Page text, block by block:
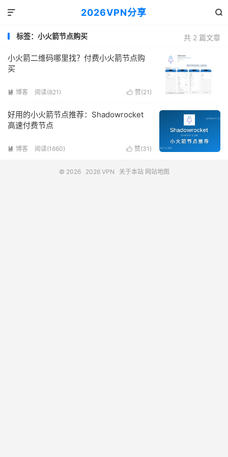
2026VPN分享 

共 2 篇文章
标签：小火箭节点购买
小火箭二维码哪里找？付费小火箭节点购
买
 赞(21 )
 博客 阅读(821)
好用的小火箭节点推荐：Shadowrocket
高速付费节点
 赞(31 )
 博客 阅读(1660)
© 2026 2026 VPN 关于本站 网站地图